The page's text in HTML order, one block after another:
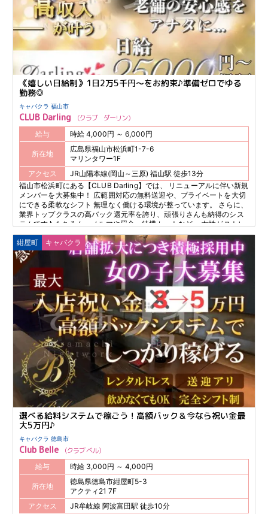
《嬉しい日給制》1日2万5千円～をお約束♪準備ゼロでゆる
勤務◎
キャバクラ 福山市
CLUB Darling クラブ ダーリン
給与 時給 4,000円 ～ 6,000円
所在地
広島県福山市松浜町1-7-6
マリンタワー1F
アクセス
JR山陽本線(岡山～三原) 福山駅 徒歩13分
福山市松浜町にある【CLUB Darling】では、 リニューアルに伴い新規
メンバーを大募集中！ 広範囲対応の無料送迎や、プライベートを大切
にできる柔軟なシフト 無理なく働ける環境が整っています。 さらに、
業界トップクラスの高バック還元率を誇り、頑張りさんも納得のシス
テムです♪ もちろん、ノルマや罰金、待機カットなど、 女性がストレ
スを感じることは一切なし！ さらに、10万円相当のドレスや靴、 ワ
ンピースをプレゼントする豪華な特典もご用意。 初めての方でも頼り
になる黒服スタッフがしっかりサポートします！ 安心してお仕事をス
タートできます♪ 老舗ならではの安定感と安心感、そして働きやすさ
を兼ね備えた 【CLUB Darling】で、ぜひ新しい一歩を踏み出してくだ
さい！
紺屋町 キャバクラ
選べる給料システムで稼ごう！高額バック＆今なら祝い金最
大5万円♪
キャバクラ 徳島市
Club Belle クラブ ベル
給与 時給 3,000円 ～ 4,000円
所在地
徳島県徳島市紺屋町5-3
アクティ21 7F
アクセス
JR牟岐線 阿波富田駅 徒歩10分